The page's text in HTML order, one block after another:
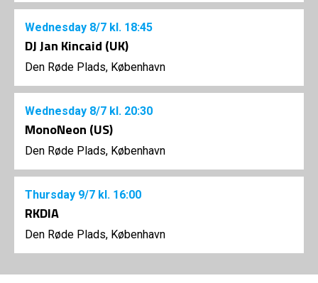
Wednesday 8/7 kl. 18:45
DJ Jan Kincaid (UK)
Den Røde Plads, København
Wednesday 8/7 kl. 20:30
MonoNeon (US)
Den Røde Plads, København
Thursday 9/7 kl. 16:00
RKDIA
Den Røde Plads, København